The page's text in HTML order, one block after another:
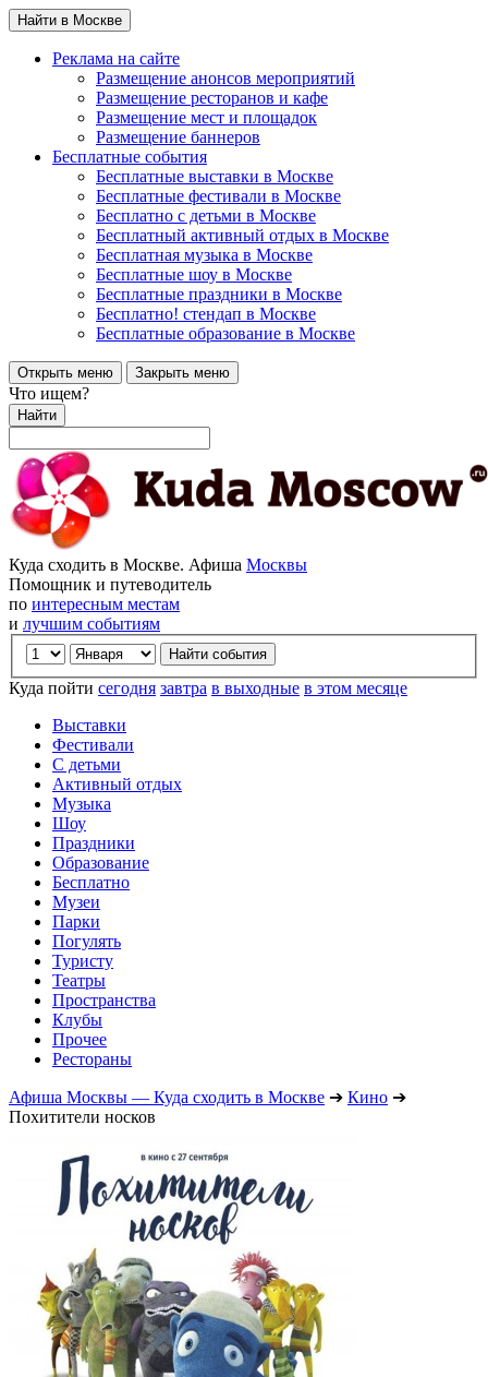
Найти в Москве
Реклама на сайте
Размещение анонсов мероприятий
Размещение ресторанов и кафе
Размещение мест и площадок
Размещение баннеров
Бесплатные события
Бесплатные выставки в Москве
Бесплатные фестивали в Москве
Бесплатно с детьми в Москве
Бесплатный активный отдых в Москве
Бесплатная музыка в Москве
Бесплатные шоу в Москве
Бесплатные праздники в Москве
Бесплатно! стендап в Москве
Бесплатные образование в Москве
Открыть меню Закрыть меню
Что ищем?
Найти
Куда сходить в Москве. Афиша Москвы
Помощник и путеводитель
по интересным местам
и лучшим событиям
Куда пойти сегодня завтра в выходные в этом месяце
Выставки
Фестивали
С детьми
Активный отдых
Музыка
Шоу
Праздники
Образование
Бесплатно
Музеи
Парки
Погулять
Туристу
Театры
Пространства
Клубы
Прочее
Рестораны
Афиша Москвы — Куда сходить в Москве ➔ Кино ➔
Похитители носков